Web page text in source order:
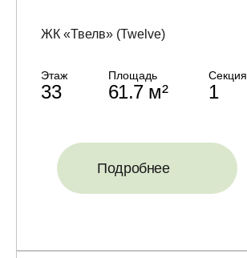
ЖК «Твелв» (Twelve)
Этаж
33
Площадь
61.7 м²
Секция
1
Подробнее